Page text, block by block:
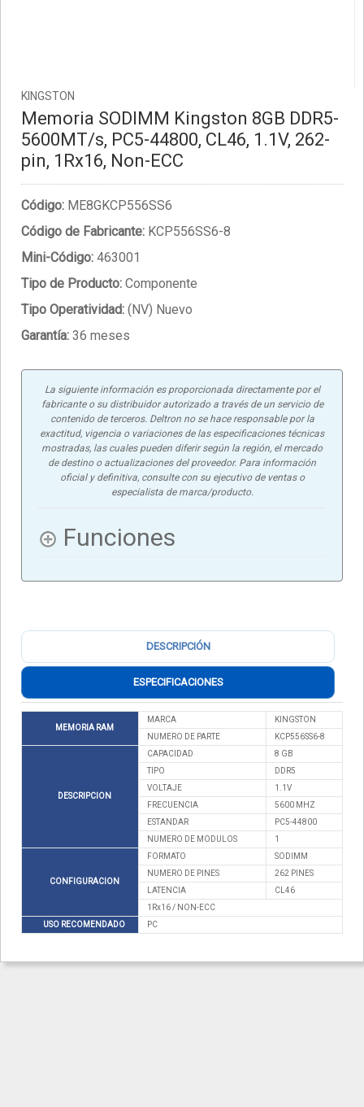
KINGSTON
Memoria SODIMM Kingston 8GB DDR5-
5600MT/s, PC5-44800, CL46, 1.1V, 262-
pin, 1Rx16, Non-ECC
Código: ME8GKCP556SS6
Código de Fabricante: KCP556SS6-8
Mini-Código: 463001
Tipo de Producto: Componente
Tipo Operatividad: (NV) Nuevo
Garantía: 36 meses
La siguiente información es proporcionada directamente por el
fabricante o su distribuidor autorizado a través de un servicio de
contenido de terceros. Deltron no se hace responsable por la
exactitud, vigencia o variaciones de las especificaciones técnicas
mostradas, las cuales pueden diferir según la región, el mercado
de destino o actualizaciones del proveedor. Para información
oficial y definitiva, consulte con su ejecutivo de ventas o
especialista de marca/producto.
Funciones
DESCRIPCIÓN
ESPECIFICACIONES
MEMORIA RAM
MARCA
KINGSTON
NUMERO DE PARTE
KCP556SS6-8
DESCRIPCION
CAPACIDAD
8 GB
TIPO
DDR5
VOLTAJE
1.1V
FRECUENCIA
5600 MHZ
ESTANDAR
PC5-44800
NUMERO DE MODULOS
1
CONFIGURACION
FORMATO
SODIMM
NUMERO DE PINES
262 PINES
LATENCIA
CL46
1Rx16 / NON-ECC
USO RECOMENDADO
PC